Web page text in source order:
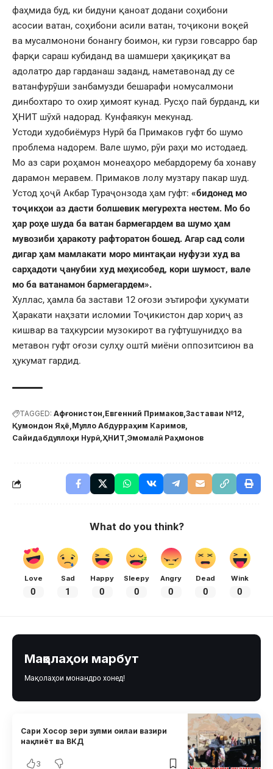
фаҳмида буд, ки бидуни қаноат додани соҳибони
асосии ватан, соҳибони асили ватан, тоҷикони воқеӣ
ва мусалмонони бонангу боимон, ки гурзи говсарро бар
фарқи сараш кубиданд ва шамшери ҳақиқиқат ва
адолатро дар гарданаш заданд, наметавонад ду се
ватанфурӯши занбамузди бешарафи номусалмони
динбохтаро то охир ҳимоят кунад. Русҳо пай бурданд, ки
ҲНИТ шӯхӣ надорад. Кунфаякун мекунад.
Устоди худобиёмурз Нурӣ ба Примаков гуфт бо шумо
проблема надорем. Вале шумо, рӯи раҳи мо истодаед.
Мо аз сари роҳамон монеаҳоро мебардорему ба хонаву
дарамон меравем. Примаков лолу музтару пакар шуд.
Устод ҳоҷӣ Акбар Тураҷонзода ҳам гуфт: «бидонед мо
тоҷикҳои аз дасти болшевик мегурехта нестем. Мо бо
ҳар роҳе шуда ба ватан бармегардем ва шумо ҳам
мувозиби ҳаракоту рафторатон бошед. Агар сад соли
дигар ҳам мамлакати моро минтақаи нуфузи худ ва
сарҳадоти ҷанубии худ меҳисобед, кори шумост, вале
мо ба ватанамон бармегардем».
Хуллас, ҳамла ба застави 12 оғози эътирофи ҳукумати
Ҳаракати наҳзати исломии Тоҷикистон дар хориҷ аз
кишвар ва таҳкурсии музокирот ва гуфтушунидҳо ва
метавон гуфт оғози сулҳу оштӣ миёни оппозитсиюн ва
ҳукумат гардид.
TAGGED: Афғонистон Евгенний Примаков Заставаи №12
Қумондон Яҳё Мулло Абдурраҳим Каримов
Сайидабдуллоҳи Нурӣ ҲНИТ Эмомалӣ Раҳмонов
What do you think?
Love
0
Sad
1
Happy
0
Sleepy
0
Angry
0
Dead
0
Wink
0
Мақолаҳои марбут
Мақолаҳои монандро хонед!
Сари Хосор зери зулми оилаи вазири
нақлиёт ва ВКД
3